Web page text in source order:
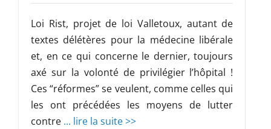
Loi Rist, projet de loi Valletoux, autant de
textes délétères pour la médecine libérale
et, en ce qui concerne le dernier, toujours
axé sur la volonté de privilégier l’hôpital !
Ces “réformes” se veulent, comme celles qui
les ont précédées les moyens de lutter
contre ... lire la suite >>